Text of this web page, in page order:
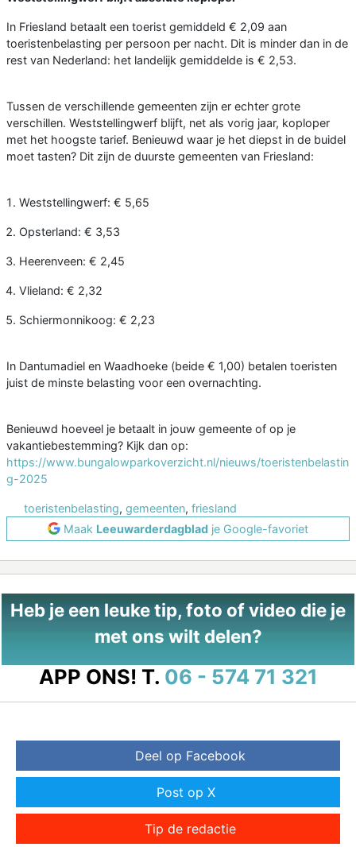
In Friesland betaalt een toerist gemiddeld € 2,09 aan
toeristenbelasting per persoon per nacht. Dit is minder dan in de
rest van Nederland: het landelijk gemiddelde is € 2,53.
Tussen de verschillende gemeenten zijn er echter grote
verschillen. Weststellingwerf blijft, net als vorig jaar, koploper
met het hoogste tarief. Benieuwd waar je het diepst in de buidel
moet tasten? Dit zijn de duurste gemeenten van Friesland:
Weststellingwerf: € 5,65
Opsterland: € 3,53
Heerenveen: € 2,45
Vlieland: € 2,32
Schiermonnikoog: € 2,23
In Dantumadiel en Waadhoeke (beide € 1,00) betalen toeristen
juist de minste belasting voor een overnachting.
Benieuwd hoeveel je betaalt in jouw gemeente of op je
vakantiebestemming? Kijk dan op:
https://www.bungalowparkoverzicht.nl/nieuws/toeristenbelastin
g-2025
toeristenbelasting, gemeenten, friesland
Maak Leeuwarderdagblad je Google-favoriet
Heb je een leuke tip, foto of video die je
met ons wilt delen?
APP ONS! T. 06 - 574 71 321
Deel op Facebook
Post op X
Tip de redactie